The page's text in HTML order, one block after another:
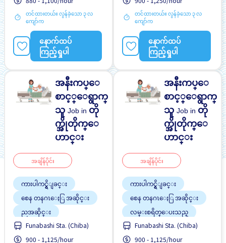
တင်ထားတယ်။ လွန်ခဲ့သော ၃ လ
ကျော်က
နောက်ထပ်
ကြည့်ရှုပါ
တင်ထားတယ်။ လွန်ခဲ့သော ၃ လ
ကျော်က
နောက်ထပ်
ကြည့်ရှုပါ
အနီးကပ္ေ
စာင့္ေရွာက္
သူJob in တို
က္အိုတိုက္ေ
ဟာင္း
အချိန်ပိုင်း
ကားပါကင္ရွိျခင္း
စေန တနဂၤေႏြ အဆိုင္း
ညအဆိုင္း
လမ္းစရိတ္ေပးသည္
အလုပ္အေတြ႕အၾကံဳရွိရန္မ
Funabashi Sta. (Chiba)
900 - 1,125/hour
အနီးကပ္ေ
စာင့္ေရွာက္
သူJob in တို
က္အိုတိုက္ေ
ဟာင္း
အချိန်ပိုင်း
ကားပါကင္ရွိျခင္း
စေန တနဂၤေႏြ အဆိုင္း
လမ္းစရိတ္ေပးသည္
အလုပ္အေတြ႕အၾကံဳရွိရန္မ
လို
Funabashi Sta. (Chiba)
900 - 1,125/hour